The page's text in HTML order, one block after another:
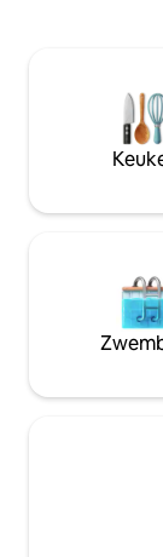
kook
de buitenlucht
terras.
passen om
van Oceans